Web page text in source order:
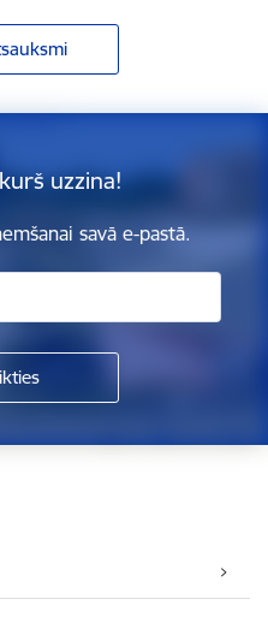
uzzina!
savā e-pastā.